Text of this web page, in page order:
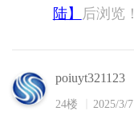
陆】
后浏览！
poiuyt321123
24楼 2025/3/